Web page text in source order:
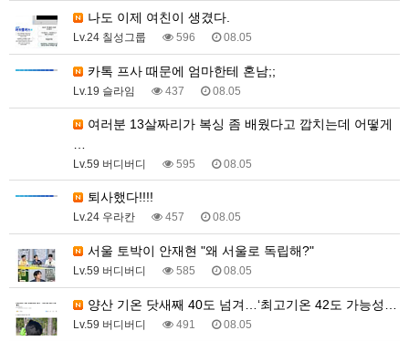
나도 이제 여친이 생겼다.
Lv.24 칠성그룹 596 08.05
카톡 프사 때문에 엄마한테 혼남;;
Lv.19 슬라임 437 08.05
Lv.59 버디버디 595 08.05
퇴사했다!!!!
Lv.24 우라칸 457 08.05
서울 토박이 안재현 "왜 서울로 독립해?"
Lv.59 버디버디 585 08.05
양산 기온 닷새째 40도 넘겨…‘최고기온 42도 가능성…
Lv.59 버디버디 491 08.05